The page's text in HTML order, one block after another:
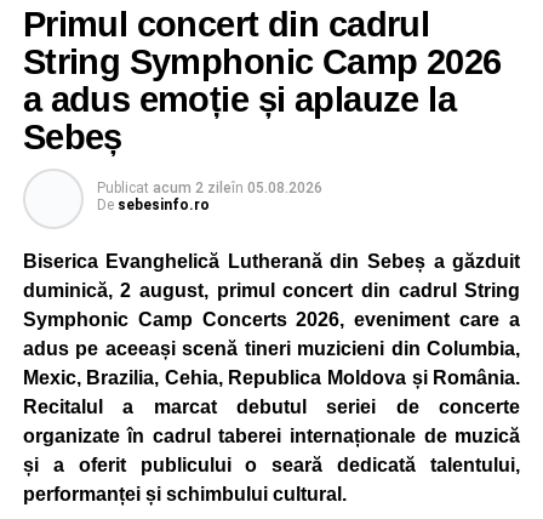
După două ediții organizate în Parcul Arini, competiția se
mută într-un nou decor, oferind participanților ocazia de a
concura într-un cadru natural deosebit. Evenimentul este
destinat copiilor și adolescenților cu vârste cuprinse între
5 și 18 ani, iar participarea este gratuită.
Organizatorii au pregătit trasee adaptate fiecărei categorii
de vârstă, astfel încât competiția să fie accesibilă atât
celor aflați la început de drum, cât și celor cu experiență în
mountain bike. La finalul întrecerii, cei mai bine clasați
concurenți vor fi recompensați cu premii în bani și premii
oferite de partenerii evenimentului.
Înaintea zilei de concurs, participanții își vor putea ridica
vor putea înscrie direct la competiție în cadrul Punctului
Oficial de Înscrieri și Informații (Race Office), care va
funcționa după următorul program:
Primul concert din cadrul
String Symphonic Camp 2026
a adus emoție și aplauze la
Sebeș
Publicat acum 2 zileîn 05.08.2026
De sebesinfo.ro
Biserica Evanghelică Lutherană din Sebeș a găzduit
duminică, 2 august, primul concert din cadrul String
Symphonic Camp Concerts 2026, eveniment care a
adus pe aceeași scenă tineri muzicieni din Columbia,
Mexic, Brazilia, Cehia, Republica Moldova și România.
Recitalul a marcat debutul seriei de concerte
organizate în cadrul taberei internaționale de muzică
și a oferit publicului o seară dedicată talentului,
performanței și schimbului cultural.